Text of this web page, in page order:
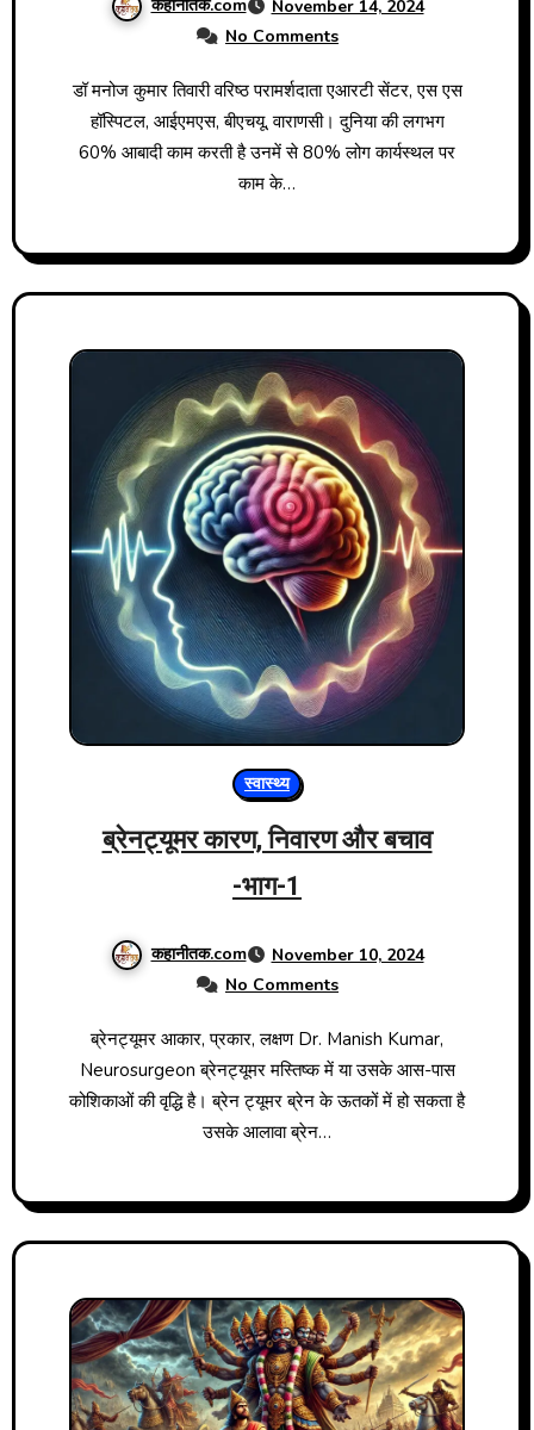
कहानीतक.com
November 14, 2024
No Comments
डॉ मनोज कुमार तिवारी वरिष्ठ परामर्शदाता एआरटी सेंटर, एस एस
हॉस्पिटल, आईएमएस, बीएचयू, वाराणसी। दुनिया की लगभग
60% आबादी काम करती है उनमें से 80% लोग कार्यस्थल पर
काम के…
स्वास्थ्य
ब्रेनट्यूमर कारण, निवारण और बचाव
-भाग-1
कहानीतक.com
November 10, 2024
No Comments
ब्रेनट्यूमर आकार, प्रकार, लक्षण Dr. Manish Kumar,
Neurosurgeon ब्रेनट्यूमर मस्तिष्क में या उसके आस-पास
कोशिकाओं की वृद्धि है। ब्रेन ट्यूमर ब्रेन के ऊतकों में हो सकता है
उसके आलावा ब्रेन…